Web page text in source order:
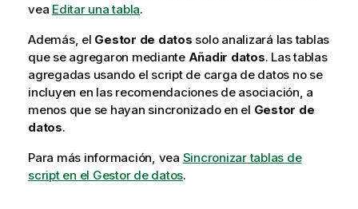
vea Editar una tabla.
Además, el Gestor de datos solo analizará las tablas
que se agregaron mediante Añadir datos. Las tablas
agregadas usando el script de carga de datos no se
incluyen en las recomendaciones de asociación, a
menos que se hayan sincronizado en el Gestor de
datos.
Para más información, vea Sincronizar tablas de
script en el Gestor de datos.